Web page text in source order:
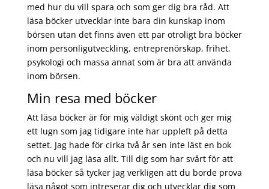
med hur du vill spara och som ger dig bra råd. Att
läsa böcker utvecklar inte bara din kunskap inom
börsen utan det finns även ett par otroligt bra böcker
inom personligutveckling, entreprenörskap, frihet,
psykologi och massa annat som är bra att använda
inom börsen.
Min resa med böcker
Att läsa böcker är för mig väldigt skönt och ger mig
ett lugn som jag tidigare inte har uppleft på detta
settet. Jag hade för cirka två år sen inte läst en bok
och nu vill jag läsa allt. Till dig som har svårt för att
läsa böcker så tycker jag verkligen att du borde prova
läsa något som intreserar dig och utvecklar dig som